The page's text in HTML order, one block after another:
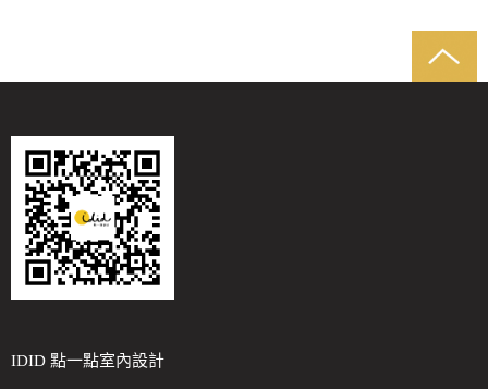
IDID 點一點室內設計